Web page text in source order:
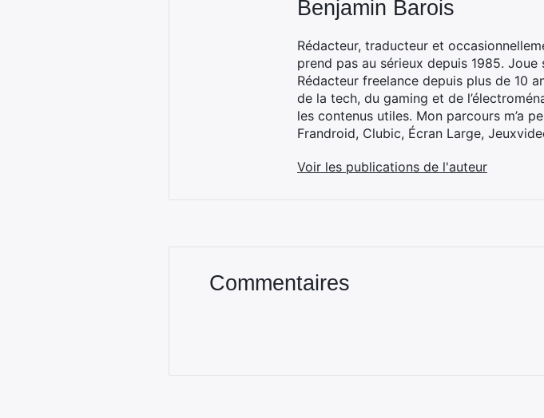
Benjamin Barois
Rédacteur, traducteur et
prend pas au sérieux depuis 1985.
Rédacteur freelance depuis plus de 10
de la tech, du gaming et de
les contenus utiles. Mon parcours m’a
Frandroid, Clubic, Écran Large,
Voir les publications de l'auteur
Commentaires